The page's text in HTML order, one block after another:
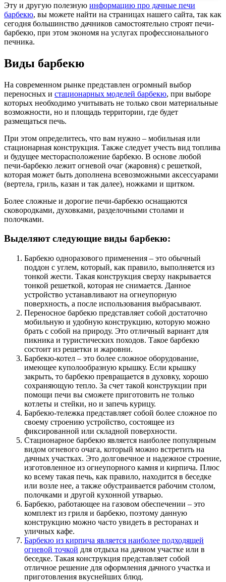
Эту и другую полезную информацию про дачные печи
барбекю, вы можете найти на страницах нашего сайта, так как
сегодня большинство дачников самостоятельно строят печи-
барбекю, при этом экономя на услугах профессионального
печника.
Виды барбекю
На современном рынке представлен огромный выбор
переносных и стационарных моделей барбекю, при выборе
которых необходимо учитывать не только свои материальные
возможности, но и площадь территории, где будет
размещаться печь.
При этом определитесь, что вам нужно – мобильная или
стационарная конструкция. Также следует учесть вид топлива
и будущее месторасположение барбекю. В основе любой
печи-барбекю лежит огневой очаг (жаровня) с решеткой,
которая может быть дополнена всевозможными аксессуарами
(вертела, гриль, казан и так далее), ножками и щитком.
Более сложные и дорогие печи-барбекю оснащаются
сковородками, духовками, разделочными столами и
полочками.
Выделяют следующие виды барбекю:
Барбекю одноразового применения – это обычный
поддон с углем, который, как правило, выполняется из
тонкой жести. Такая конструкция сверху накрывается
тонкой решеткой, которая не снимается. Данное
устройство устанавливают на огнеупорную
поверхность, а после использования выбрасывают.
Переносное барбекю представляет собой достаточно
мобильную и удобную конструкцию, которую можно
брать с собой на природу. Это отличный вариант для
пикника и туристических походов. Такое барбекю
состоит из решетки и жаровни.
Барбекю-котел – это более сложное оборудование,
имеющее куполообразную крышку. Если крышку
закрыть, то барбекю превращается в духовку, хорошо
сохраняющую тепло. За счет такой конструкции при
помощи печи вы сможете приготовить не только
котлеты и стейки, но и запечь курицу.
Барбекю-тележка представляет собой более сложное по
своему строению устройство, состоящее из
фиксированной или складной поверхности.
Стационарное барбекю является наиболее популярным
видом огневого очага, который можно встретить на
дачных участках. Это долговечное и надежное строение,
изготовленное из огнеупорного камня и кирпича. Плюс
ко всему такая печь, как правило, находится в беседке
или возле нее, а также обустраивается рабочим столом,
полочками и другой кухонной утварью.
Барбекю, работающее на газовом обеспечении – это
комплект из гриля и барбекю, поэтому данную
конструкцию можно часто увидеть в ресторанах и
уличных кафе.
Барбекю из кирпича является наиболее подходящей
огневой точкой для отдыха на дачном участке или в
беседке. Такая конструкция представляет собой
отличное решение для оформления дачного участка и
приготовления вкуснейших блюд.